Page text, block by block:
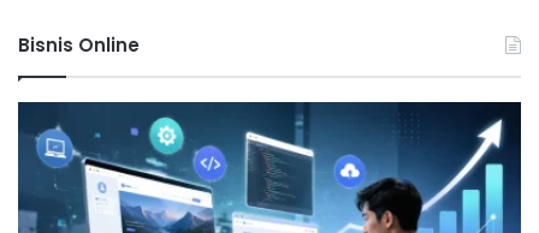
Bisnis Online